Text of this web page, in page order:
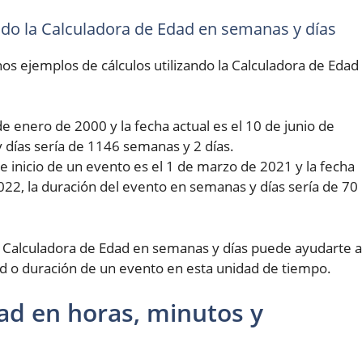
la Calculadora de Edad en semanas y días
ejemplos de cálculos utilizando la Calculadora de Edad
enero de 2000 y la fecha actual es el 10 de junio de
sería de 1146 semanas y 2 días.
inicio de un evento es el 1 de marzo de 2021 y la fecha
la duración del evento en semanas y días sería de 70
de Edad en semanas y días puede ayudarte a
o duración de un evento en esta unidad de tiempo.
en horas, minutos y